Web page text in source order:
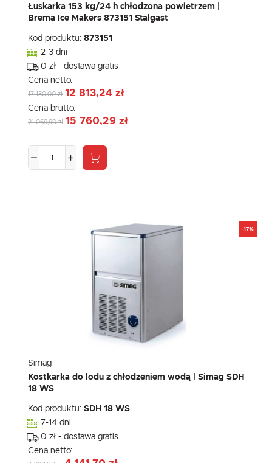
Łuskarka 153 kg/24 h chłodzona powietrzem |
Brema Ice Makers 873151 Stalgast
Kod produktu: 873151
2-3 dni
0 zł - dostawa gratis
Cena netto:
17 130,00 zł 12 813,24 zł
Cena brutto:
21 069,90 zł 15 760,29 zł
-17%
Simag
Kostkarka do lodu z chłodzeniem wodą | Simag SDH
18 WS
Kod produktu: SDH 18 WS
7-14 dni
0 zł - dostawa gratis
Cena netto: